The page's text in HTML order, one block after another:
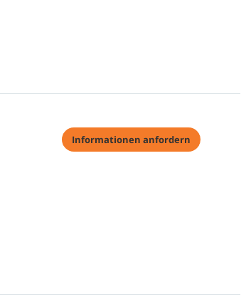
Informationen anfordern